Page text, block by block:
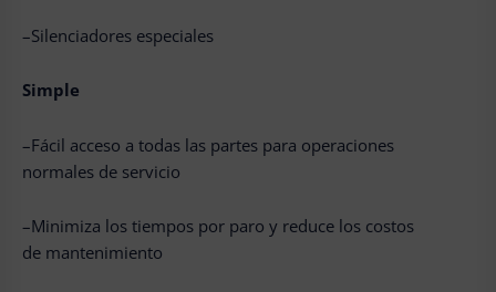
–Silenciadores especiales
Simple
–Fácil acceso a todas las partes para operaciones
normales de servicio
–Minimiza los tiempos por paro y reduce los costos
de mantenimiento